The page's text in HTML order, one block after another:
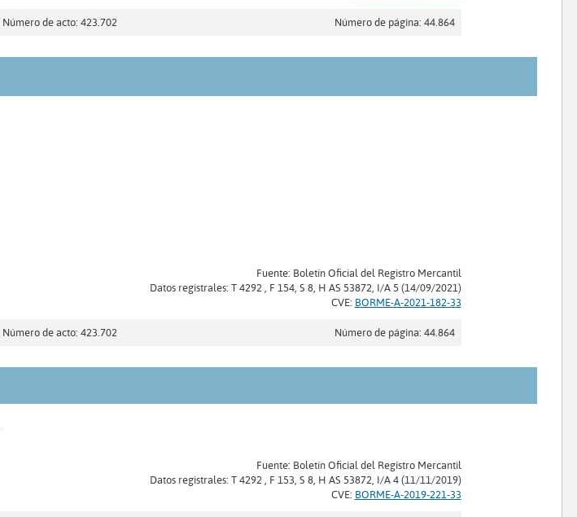
Número de acto: 423.702 Número de página: 44.864
Fuente: Boletín Oficial del Registro Mercantil
Datos registrales: T 4292 , F 154, S 8, H AS 53872, I/A 5 (14/09/2021)
CVE: BORME-A-2021-182-33
Número de acto: 423.702 Número de página: 44.864
Fuente: Boletín Oficial del Registro Mercantil
Datos registrales: T 4292 , F 153, S 8, H AS 53872, I/A 4 (11/11/2019)
CVE: BORME-A-2019-221-33